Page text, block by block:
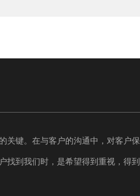
关键。在与客户的沟通中，对客户保
找到我们时，是希望得到重视，得到